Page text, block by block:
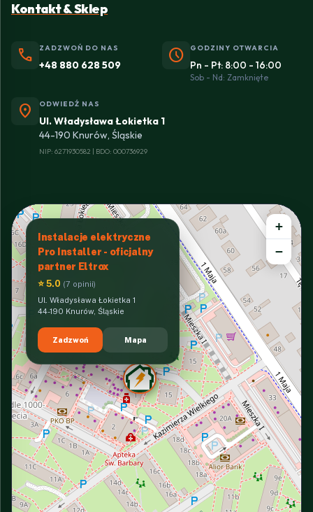
Kontakt & Sklep
phone ZADZWOŃ DO NAS
+48 880 628 509 schedule GODZINY OTWARCIA
Pn - Pt: 8:00 - 16:00
Sob - Nd: Zamknięte
location_on ODWIEDŹ NAS
Ul. Władysława Łokietka 1
44-190 Knurów, Śląskie
NIP: 6271930582 | BDO: 000736929
Instalacje elektryczne
Pro Installer - oficjalny
partner Eltrox
⭐ 5.0 (7 opinii)
Ul. Władysława Łokietka 1
44-190 Knurów, Śląskie
Zadzwoń Mapa
+
−